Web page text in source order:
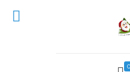
0